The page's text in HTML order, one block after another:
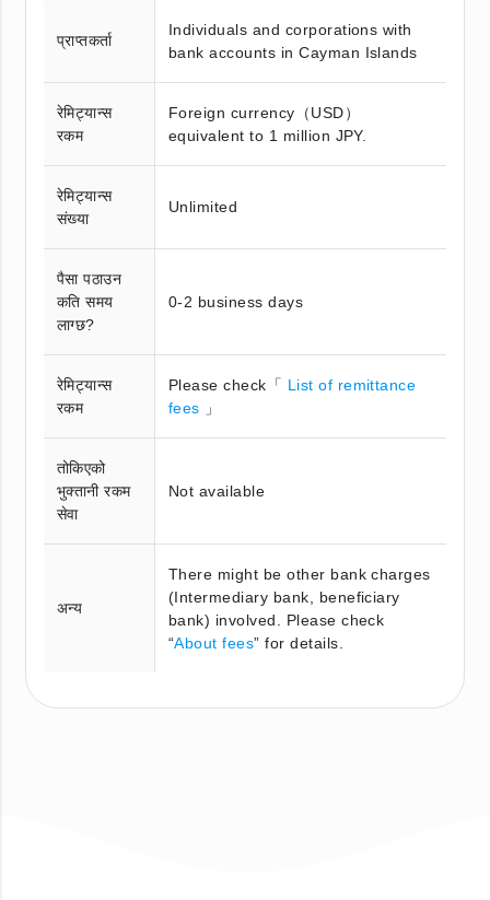
प्राप्तकर्ता
Individuals and corporations with
bank accounts in Cayman Islands
रेमिट्यान्स
रकम
Foreign currency（USD）
equivalent to 1 million JPY.
रेमिट्यान्स
संख्या
Unlimited
पैसा पठाउन
कति समय
लाग्छ?
0-2 business days
रेमिट्यान्स
रकम
Please check「 List of remittance
fees
」
तोकिएको
भुक्तानी रकम
सेवा
Not available
अन्य
There might be other bank charges
(Intermediary bank, beneficiary
bank) involved. Please check
“About fees” for details.